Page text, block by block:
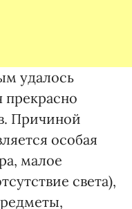
удалось
прекрасно
Причиной
особая
малое
света),